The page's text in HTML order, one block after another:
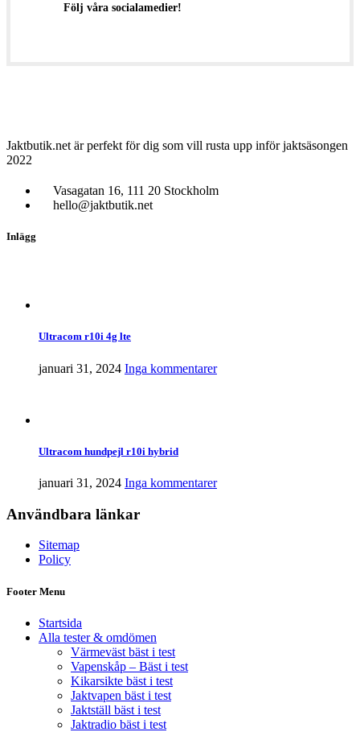
Följ våra socialamedier!
Jaktbutik.net är perfekt för dig som vill rusta upp inför jaktsäsongen
2022
Vasagatan 16, 111 20 Stockholm
hello@jaktbutik.net
Inlägg
Ultracom r10i 4g lte
januari 31, 2024 Inga kommentarer
Ultracom hundpejl r10i hybrid
januari 31, 2024 Inga kommentarer
Användbara länkar
Sitemap
Policy
Footer Menu
Startsida
Alla tester & omdömen
Värmeväst bäst i test
Vapenskåp – Bäst i test
Kikarsikte bäst i test
Jaktvapen bäst i test
Jaktställ bäst i test
Jaktradio bäst i test